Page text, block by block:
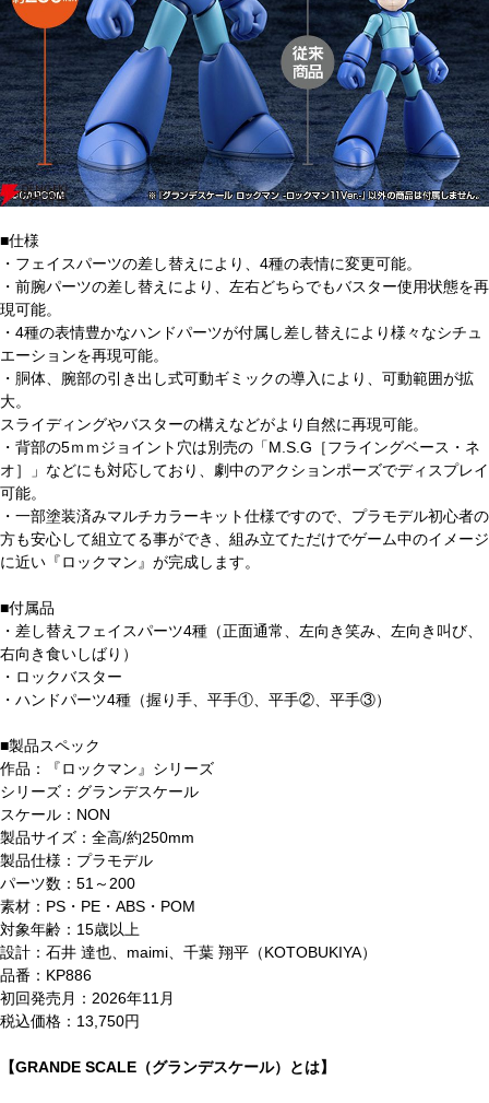
■仕様
・フェイスパーツの差し替えにより、4種の表情に変更可能。
・前腕パーツの差し替えにより、左右どちらでもバスター使用状態を再
現可能。
・4種の表情豊かなハンドパーツが付属し差し替えにより様々なシチュ
エーションを再現可能。
・胴体、腕部の引き出し式可動ギミックの導入により、可動範囲が拡
大。
スライディングやバスターの構えなどがより自然に再現可能。
・背部の5ｍｍジョイント穴は別売の「M.S.G［フライングベース・ネ
オ］」などにも対応しており、劇中のアクションポーズでディスプレイ
可能。
・一部塗装済みマルチカラーキット仕様ですので、プラモデル初心者の
方も安心して組立てる事ができ、組み立てただけでゲーム中のイメージ
に近い『ロックマン』が完成します。
■付属品
・差し替えフェイスパーツ4種（正面通常、左向き笑み、左向き叫び、
右向き食いしばり）
・ロックバスター
・ハンドパーツ4種（握り手、平手①、平手②、平手③）
■製品スペック
作品：『ロックマン』シリーズ
シリーズ：グランデスケール
スケール：NON
製品サイズ：全高/約250mm
製品仕様：プラモデル
パーツ数：51～200
素材：PS・PE・ABS・POM
対象年齢：15歳以上
設計：石井 達也、maimi、千葉 翔平（KOTOBUKIYA）
品番：KP886
初回発売月：2026年11月
税込価格：13,750円
【GRANDE SCALE（グランデスケール）とは】